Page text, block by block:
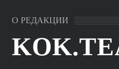
О РЕДАКЦИИ